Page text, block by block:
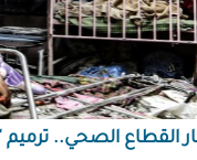
سلامة
الشُّهود.. نهجٌ
من العقاب!
توفيق
القطاع الصحي.. ترميم